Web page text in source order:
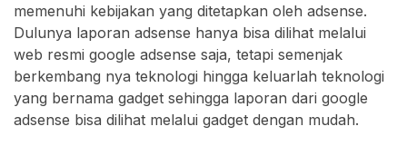
memenuhi kebijakan yang ditetapkan oleh adsense.
Dulunya laporan adsense hanya bisa dilihat melalui
web resmi google adsense saja, tetapi semenjak
berkembang nya teknologi hingga keluarlah teknologi
yang bernama gadget sehingga laporan dari google
adsense bisa dilihat melalui gadget dengan mudah.